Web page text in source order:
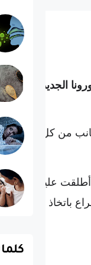
الجديد
من كل
عليه
باتخاذ